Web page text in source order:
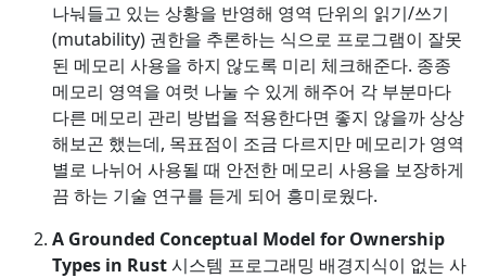
나눠들고 있는 상황을 반영해 영역 단위의 읽기/쓰기
(mutability) 권한을 추론하는 식으로 프로그램이 잘못
된 메모리 사용을 하지 않도록 미리 체크해준다. 종종
메모리 영역을 여럿 나눌 수 있게 해주어 각 부분마다
다른 메모리 관리 방법을 적용한다면 좋지 않을까 상상
해보곤 했는데, 목표점이 조금 다르지만 메모리가 영역
별로 나뉘어 사용될 때 안전한 메모리 사용을 보장하게
끔 하는 기술 연구를 듣게 되어 흥미로웠다.
A Grounded Conceptual Model for Ownership
Types in Rust시스템 프로그래밍 배경지식이 없는 사